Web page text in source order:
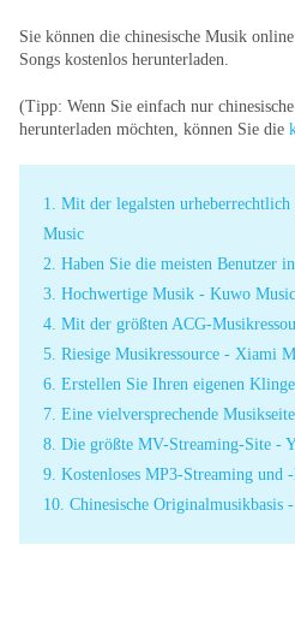
Sie können die chinesische Musik
Songs kostenlos herunterladen.
(Tipp: Wenn Sie einfach nur
herunterladen möchten, können Sie die
1. Mit der legalsten
Music
2. Haben Sie die meisten Benutzer
3. Hochwertige Musik - Kuwo Music
4. Mit der größten ACG-
5. Riesige Musikressource - Xiami
6. Erstellen Sie Ihren eigenen
7. Eine vielversprechende
8. Die größte MV-Streaming-Site -
9. Kostenloses MP3-Streaming und
10. Chinesische Originalmusikbasis